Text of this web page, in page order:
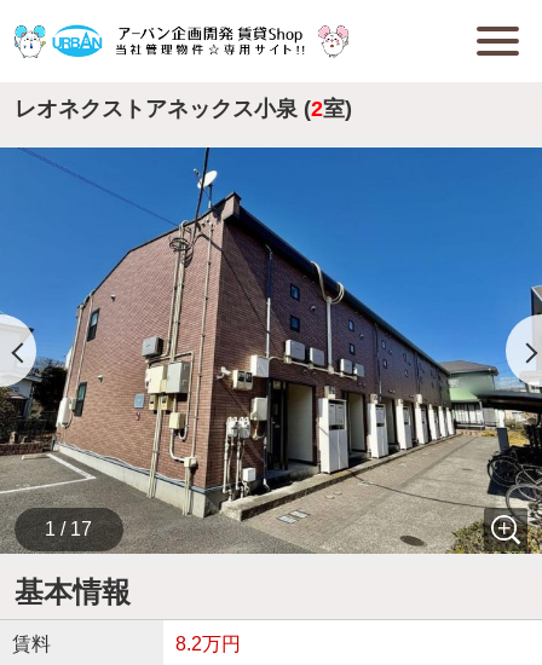
レオネクストアネックス小泉 (2室)
1 / 17
基本情報
賃料 8.2万円